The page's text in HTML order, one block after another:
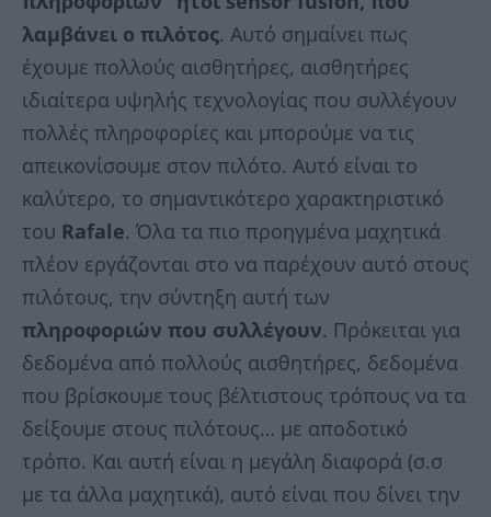
λαμβάνει ο πιλότος. Αυτό σημαίνει πως
έχουμε πολλούς αισθητήρες, αισθητήρες
ιδιαίτερα υψηλής τεχνολογίας που συλλέγουν
πολλές πληροφορίες και μπορούμε να τις
απεικονίσουμε στον πιλότο. Αυτό είναι το
καλύτερο, το σημαντικότερο χαρακτηριστικό
του Rafale. Όλα τα πιο προηγμένα μαχητικά
πλέον εργάζονται στο να παρέχουν αυτό στους
πιλότους, την σύντηξη αυτή των
πληροφοριών που συλλέγουν. Πρόκειται για
δεδομένα από πολλούς αισθητήρες, δεδομένα
που βρίσκουμε τους βέλτιστους τρόπους να τα
δείξουμε στους πιλότους… με αποδοτικό
τρόπο. Και αυτή είναι η μεγάλη διαφορά (σ.σ
με τα άλλα μαχητικά), αυτό είναι που δίνει την